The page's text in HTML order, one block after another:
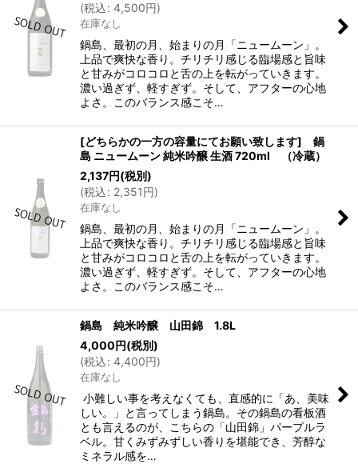
(税込: 4,500円)
在庫なし
鍋島、最初の月、始まりの月「ニュームーン」。
上品で爽快な香り。チリチリ感じる臨場感と旨味
と甘みがコロコロと舌の上を転がっていきます。
濃い過ぎず、軽すぎず。そして、アフターの心地
よさ。このバランス感こそ…
[どちらかの一方の容量にてお願い致します] 鍋
島 ニュームーン 純米吟醸 生酒 720ml （冷蔵）
2,137円(税別)
(税込: 2,351円)
在庫なし
鍋島、最初の月、始まりの月「ニュームーン」。
上品で爽快な香り。チリチリ感じる臨場感と旨味
と甘みがコロコロと舌の上を転がっていきます。
濃い過ぎず、軽すぎず。そして、アフターの心地
よさ。このバランス感こそ…
鍋島 純米吟醸 山田錦 1.8L
4,000円(税別)
(税込: 4,400円)
在庫なし
小難しい事を考えなくても、直感的に「あ、美味
しい。」と言ってしまう鍋島。その鍋島の看板酒
とも言えるのが、こちらの「山田錦」パープルラ
ベル。甘くみずみずしい香りを堪能でき、芳醇な
ミネラル感を…